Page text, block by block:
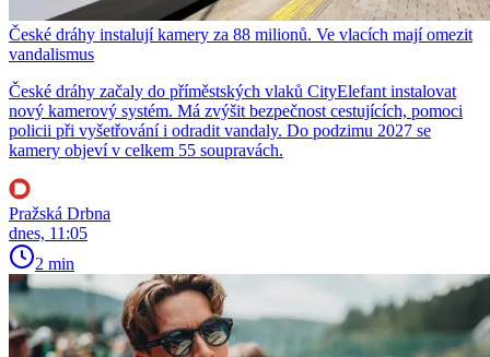
České dráhy instalují kamery za 88 milionů. Ve vlacích mají omezit
vandalismus
České dráhy začaly do příměstských vlaků CityElefant instalovat
nový kamerový systém. Má zvýšit bezpečnost cestujících, pomoci
policii při vyšetřování i odradit vandaly. Do podzimu 2027 se
kamery objeví v celkem 55 soupravách.
Pražská Drbna
dnes, 11:05
2 min